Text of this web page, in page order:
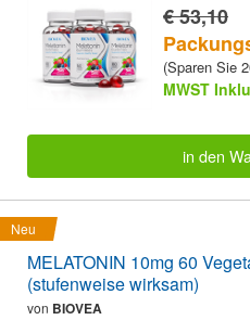
€ 53,10
(Sparen Sie
MWST
in den
Neu
MELATONIN 10mg 60
(stufenweise wirksam)
von BIOVEA